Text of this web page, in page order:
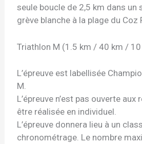
seule boucle de 2,5 km dans un
grève blanche à la plage du Coz
Triathlon M (1.5 km / 40 km /
L’épreuve est labellisée
M.
L’épreuve n’est pas ouverte aux
être réalisée en individuel.
L’épreuve donnera lieu à un
chronométrage. Le nombre